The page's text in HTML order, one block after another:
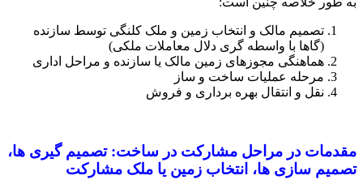
تصمیم مالک و انتخاب زمین و ملک کلنگی توسط سازنده
(گاها با واسطه گری دلال معاملات ملکی)
هماهنگی مجوزهای زمین مالک یا سازنده و مراحل اداری
مرحله عملیات ساخت و ساز
نقل و انتقال بهره برداری و فروش
مقدمات در مراحل مشارکت در ساخت: تصمیم گیری ها،
تصمیم سازی ها، انتخاب زمین یا ملک مشارکت